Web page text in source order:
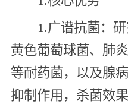
1.广谱抗菌：
黄色葡萄球菌、肺
等耐药菌，以及腺
抑制作用，杀菌效